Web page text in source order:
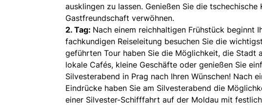
ausklingen zu lassen. Genießen Sie die
Gastfreundschaft verwöhnen.
2. Tag: Nach einem reichhaltigen Frühstück beginnt
fachkundigen Reiseleitung besuchen Sie die
geführten Tour haben Sie die Möglichkeit, die Stadt
lokale Cafés, kleine Geschäfte oder genießen Sie
Silvesterabend in Prag nach Ihren Wünschen! Nach
Eindrücke haben Sie am Silvesterabend die
einer Silvester-Schifffahrt auf der Moldau mit